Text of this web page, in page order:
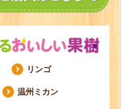
リンゴ
温州ミカン